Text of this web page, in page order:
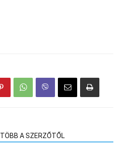
TÖBB A SZERZŐTŐL